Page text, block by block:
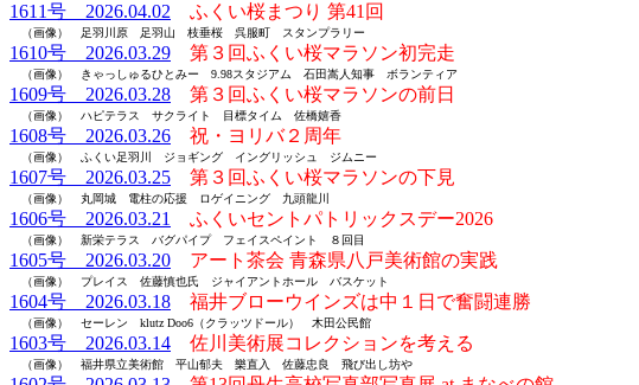
1611号 2026.04.02 ふくい桜まつり 第41回
（画像） 足羽川原 足羽山 枝垂桜 呉服町 スタンプラリー
1610号 2026.03.29 第３回ふくい桜マラソン初完走
（画像） きゃっしゅるひとみー 9.98スタジアム 石田嵩人知事 ボランティア
1609号 2026.03.28 第３回ふくい桜マラソンの前日
（画像） ハピテラス サクライト 目標タイム 佐橋嬉香
1608号 2026.03.26 祝・ヨリバ２周年
（画像） ふくい足羽川 ジョギング イングリッシュ ジムニー
1607号 2026.03.25 第３回ふくい桜マラソンの下見
（画像） 丸岡城 電柱の応援 ロゲイニング 九頭龍川
1606号 2026.03.21 ふくいセントパトリックスデー2026
（画像） 新栄テラス バグパイプ フェイスペイント ８回目
1605号 2026.03.20 アート茶会 青森県八戸美術館の実践
（画像） プレイス 佐藤慎也氏 ジャイアントホール バスケット
1604号 2026.03.18 福井ブローウインズは中１日で奮闘連勝
（画像） セーレン klutz Doo6（クラッツドール） 木田公民館
1603号 2026.03.14 佐川美術展コレクションを考える
（画像） 福井県立美術館 平山郁夫 樂直入 佐藤忠良 飛び出し坊や